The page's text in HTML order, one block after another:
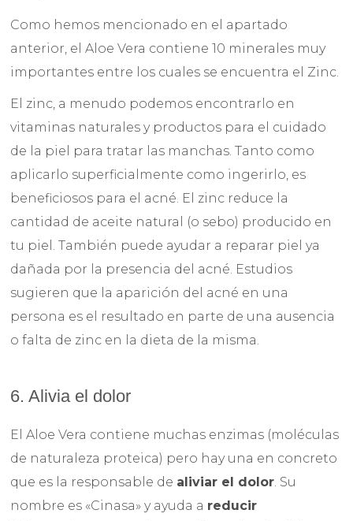
Como hemos mencionado en el apartado
anterior, el Aloe Vera contiene 10 minerales muy
importantes entre los cuales se encuentra el Zinc.
El zinc, a menudo podemos encontrarlo en
vitaminas naturales y productos para el cuidado
de la piel para tratar las manchas. Tanto como
aplicarlo superficialmente como ingerirlo, es
beneficiosos para el acné. El zinc reduce la
cantidad de aceite natural (o sebo) producido en
tu piel. También puede ayudar a reparar piel ya
dañada por la presencia del acné. Estudios
sugieren que la aparición del acné en una
persona es el resultado en parte de una ausencia
o falta de zinc en la dieta de la misma.
6. Alivia el dolor
El Aloe Vera contiene muchas enzimas (moléculas
de naturaleza proteica) pero hay una en concreto
que es la responsable de aliviar el dolor. Su
nombre es «Cinasa» y ayuda a reducir